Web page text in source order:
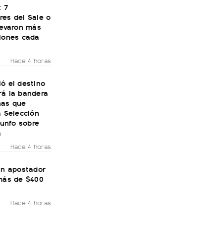
7
del Sale o
más
cada
Hace 4 horas
el destino
la bandera
que
sobre
Hace 4 horas
apostador
de $400
Hace 4 horas